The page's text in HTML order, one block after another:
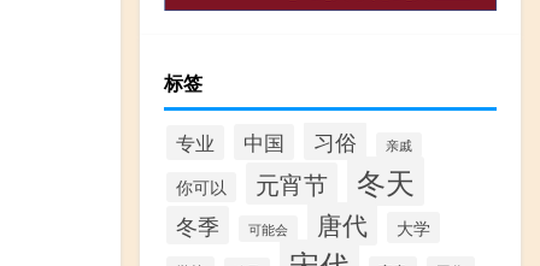
标签
专业 中国 习俗 亲戚
你可以 元宵节 冬天
冬季 可能会 唐代 大学